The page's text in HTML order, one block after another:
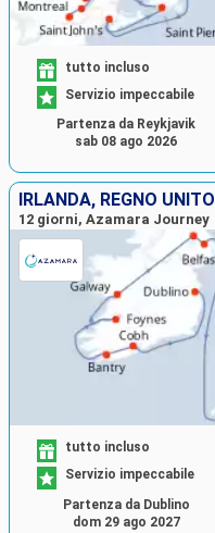
tutto incluso
Servizio impeccabile
Partenza da Reykjavik
sab 08 ago 2026
IRLANDA, REGNO UNITO
12 giorni, Azamara Journey
tutto incluso
Servizio impeccabile
Partenza da Dublino
dom 29 ago 2027